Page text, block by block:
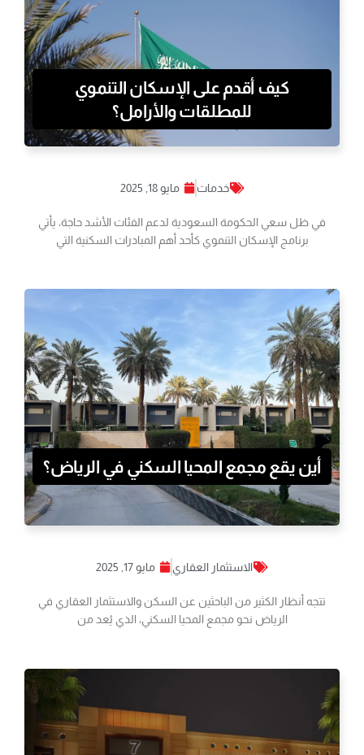
كيف أقدم على الإسكان التنموي
للمطلقات والأرامل؟
خدمات مايو 18, 2025
في ظل سعي الحكومة السعودية لدعم الفئات الأشد حاجة، يأتي
برنامج الإسكان التنموي كأحد أهم المبادرات السكنية التي
أين يقع مجمع المحيا السكني في الرياض؟
الاستثمار العقاري مايو 17, 2025
تتجه أنظار الكثير من الباحثين عن السكن والاستثمار العقاري في
الرياض نحو مجمع المحيا السكني، الذي يُعد من